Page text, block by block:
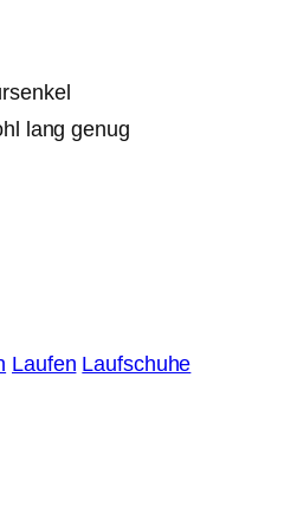
lang genug
Laufen Laufschuhe